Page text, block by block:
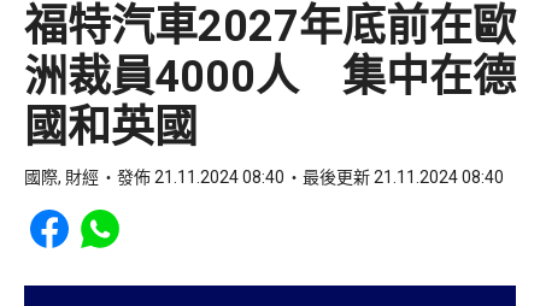
福特汽車2027年底前在歐
洲裁員4000人 集中在德
國和英國
國際, 財經 發佈 21.11.2024 08:40 最後更新 21.11.2024 08:40
Share to Facebook
Share to WhatsApp